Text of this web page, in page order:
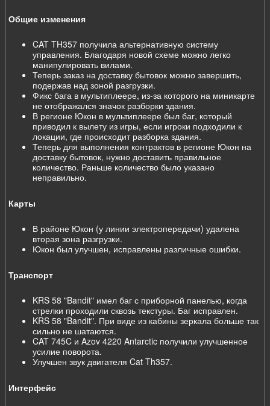
Общие изменения
CAT TH357 получила альтернативную систему
управления. Благодаря новой схеме можно легко
манипулировать вилами.
Теперь заказ на доставку бытовок можно завершить,
подержав над зоной разгрузки.
Фикс бага в мультиплеере, из-за которого на миникарте
не отображался значок разборки здания.
В регионе Юкон в мультиплеере был баг, который
приводил к вылету из игры, если игроки подходили к
локации, где происходит разборка здания.
Теперь для выполнения контрактов в регионе Юкон на
доставку бытовок, нужно доставить правильное
количество. Раньше количество было указано
неправильно.
Карты
В районе Юкон (у линии электропередачи) удалена
вторая зона разгрузки.
Юкон был улучшен, исправлены различные ошибки.
Транспорт
KRS 58 "Bandit" имел баг с приборной панелью, когда
стрелки проходили сквозь текстуры. Баг исправлен.
KRS 58 "Bandit". При виде из кабины зеркала больше так
сильно не шатаются.
CAT 745C и Azov 4220 Antarctic получили улучшенное
усилие поворота.
Улучшен звук двигателя Cat Th357.
Интерфейс